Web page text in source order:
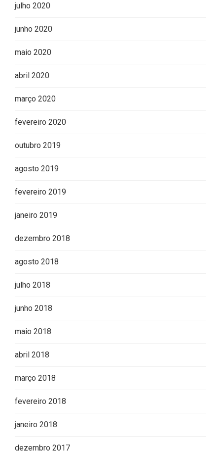
julho 2020
junho 2020
maio 2020
abril 2020
março 2020
fevereiro 2020
outubro 2019
agosto 2019
fevereiro 2019
janeiro 2019
dezembro 2018
agosto 2018
julho 2018
junho 2018
maio 2018
abril 2018
março 2018
fevereiro 2018
janeiro 2018
dezembro 2017